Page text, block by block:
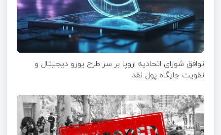
توافق شورای اتحادیه اروپا بر سر طرح یورو دیجیتال و
تقویت جایگاه پول نقد